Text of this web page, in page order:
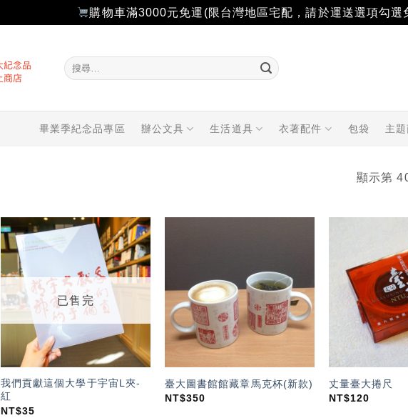
購物車滿3000元免運(限台灣地區宅配，請於運送選項勾選
搜
尋
畢業季紀念品專區 辦公文具 生活道具 衣著配件 包袋 主
顯示第
加入
「願
望輕
已售完
我們貢獻這個大學于宇宙L夾-
紅
NT$35
望輕
單」
臺大圖書館館藏章馬克杯(新款)
NT$350
丈量臺大捲尺
NT$120